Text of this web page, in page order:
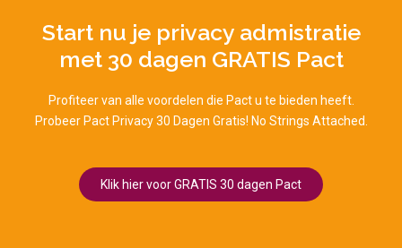
Start nu je privacy admistratie
met 30 dagen GRATIS Pact
Profiteer van alle voordelen die Pact u te bieden heeft.
Probeer Pact Privacy 30 Dagen Gratis! No Strings Attached.
Klik hier voor GRATIS 30 dagen Pact